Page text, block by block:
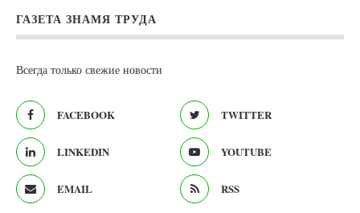
ГАЗЕТА ЗНАМЯ ТРУДА
Всегда только свежие новости
FACEBOOK TWITTER
LINKEDIN YOUTUBE
EMAIL RSS